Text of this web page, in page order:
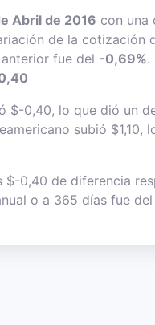
Abril de 2016 con una
de la cotización
fue del -0,69%.
$-0,40, lo que dió un
subió $1,10,
0,40 de diferencia
o a 365 días fue